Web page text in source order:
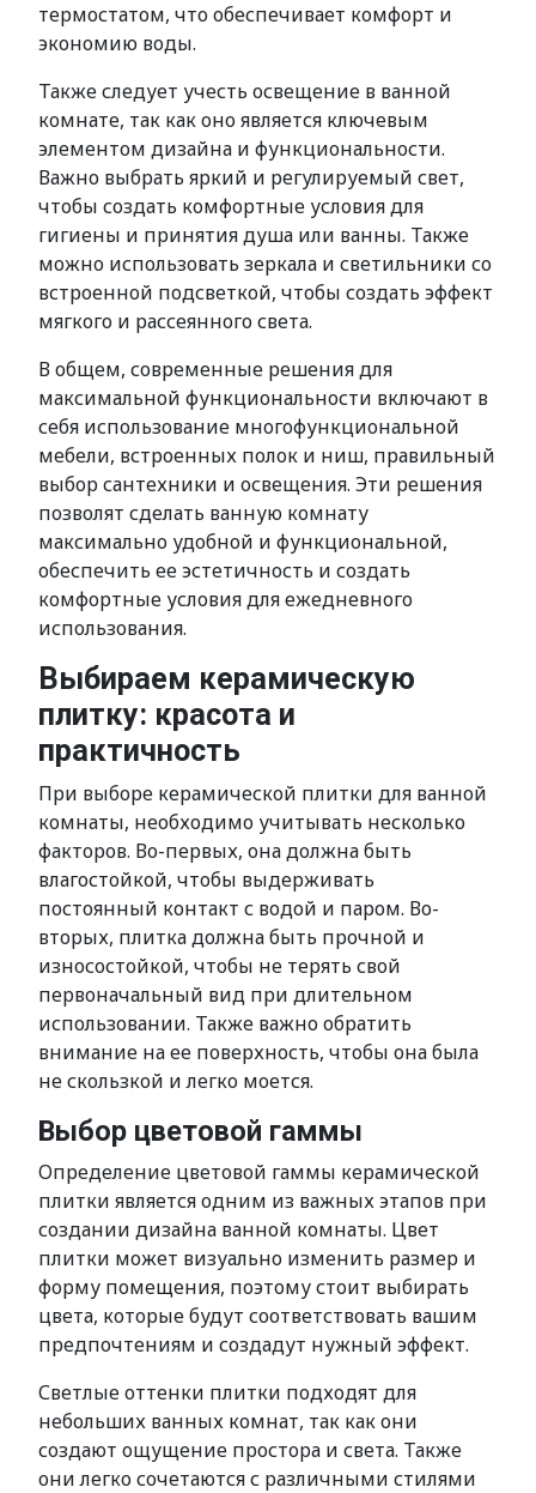
термостатом, что обеспечивает комфорт и
экономию воды.
Также следует учесть освещение в ванной
комнате, так как оно является ключевым
элементом дизайна и функциональности.
Важно выбрать яркий и регулируемый свет,
чтобы создать комфортные условия для
гигиены и принятия душа или ванны. Также
можно использовать зеркала и светильники со
встроенной подсветкой, чтобы создать эффект
мягкого и рассеянного света.
В общем, современные решения для
максимальной функциональности включают в
себя использование многофункциональной
мебели, встроенных полок и ниш, правильный
выбор сантехники и освещения. Эти решения
позволят сделать ванную комнату
максимально удобной и функциональной,
обеспечить ее эстетичность и создать
комфортные условия для ежедневного
использования.
Выбираем керамическую
плитку: красота и
практичность
При выборе керамической плитки для ванной
комнаты, необходимо учитывать несколько
факторов. Во-первых, она должна быть
влагостойкой, чтобы выдерживать
постоянный контакт с водой и паром. Во-
вторых, плитка должна быть прочной и
износостойкой, чтобы не терять свой
первоначальный вид при длительном
использовании. Также важно обратить
внимание на ее поверхность, чтобы она была
не скользкой и легко моется.
Выбор цветовой гаммы
Определение цветовой гаммы керамической
плитки является одним из важных этапов при
создании дизайна ванной комнаты. Цвет
плитки может визуально изменить размер и
форму помещения, поэтому стоит выбирать
цвета, которые будут соответствовать вашим
предпочтениям и создадут нужный эффект.
Светлые оттенки плитки подходят для
небольших ванных комнат, так как они
создают ощущение простора и света. Также
они легко сочетаются с различными стилями